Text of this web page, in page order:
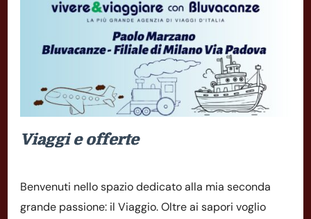
Viaggi e offerte
Benvenuti nello spazio dedicato alla mia seconda
grande passione: il Viaggio. Oltre ai sapori voglio